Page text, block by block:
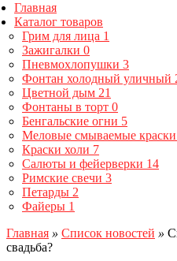
Главная
Каталог товаров
Грим для лица 1
Зажигалки 0
Пневмохлопушки 3
Фонтан холодный уличный
Цветной дым 21
Фонтаны в торт 0
Бенгальские огни 5
Меловые смываемые краски
Краски холи 7
Салюты и фейерверки 14
Римские свечи 3
Петарды 2
Файеры 1
Главная » Список новостей »
свадьба?